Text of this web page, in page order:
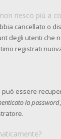
riesco più a
cancellato o
degli utenti che
registrati
essere
la password